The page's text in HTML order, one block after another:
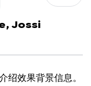
Jossi
绍效果背景信息。